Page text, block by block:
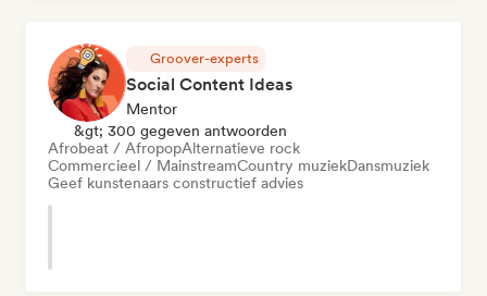
Groover-experts
Social Content Ideas
Mentor
&gt; 300 gegeven antwoorden
Afrobeat / AfropopAlternatieve rock
Commercieel / MainstreamCountry muziekDansmuziek
Geef kunstenaars constructief advies